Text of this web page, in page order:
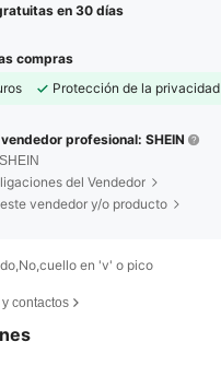
en 30 días
compras
Protección de la privacidad
profesional: SHEIN
del Vendedor
vendedor y/o producto
en 'v' o pico
contactos